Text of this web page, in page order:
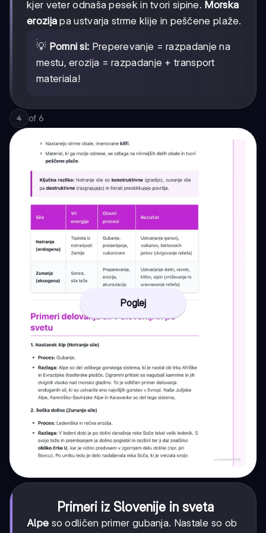
kjer veter odnaša pesek in tvori sipine. Morska
erozija pa ustvarja strme klije in peščene plaže.
💡 Pomni si: Preperevanje = razpadanje na
mestu, erozija = razpadanje + transport
materiala!
4 of 6
Poglej
Primeri iz Slovenije in sveta
Alpe so odličen primer gubanja. Nastale so ob